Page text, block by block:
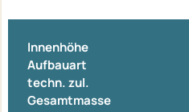
Innenhöhe
Aufbauart
techn. zul.
Gesamtmasse